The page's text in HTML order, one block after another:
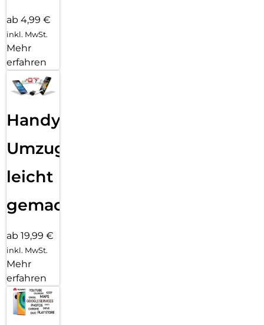
ab 4,99 €
inkl. MwSt.
Mehr
erfahren
Handy
Umzug
leicht
gemacht!
ab 19,99 €
inkl. MwSt.
Mehr
erfahren